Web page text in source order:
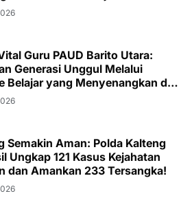
Bersama Itwasum Polri
Guru PAUD Barito Utara:
Generasi Unggul Melalui
Belajar yang Menyenangkan dan
Semakin Aman: Polda Kalteng
Ungkap 121 Kasus Kejahatan
dan Amankan 233 Tersangka!